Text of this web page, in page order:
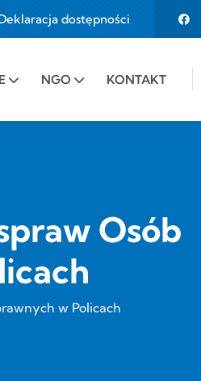
dostępności
NGO KONTAKT
Osób
w Policach